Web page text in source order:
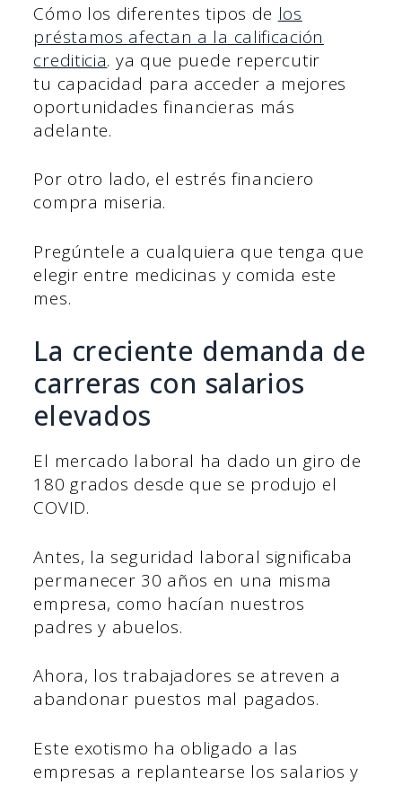
Cómo los diferentes tipos de los
préstamos afectan a la calificación
crediticia. ya que puede repercutir
tu capacidad para acceder a mejores
oportunidades financieras más
adelante.
Por otro lado, el estrés financiero
compra miseria.
Pregúntele a cualquiera que tenga que
elegir entre medicinas y comida este
mes.
La creciente demanda de
carreras con salarios
elevados
El mercado laboral ha dado un giro de
180 grados desde que se produjo el
COVID.
Antes, la seguridad laboral significaba
permanecer 30 años en una misma
empresa, como hacían nuestros
padres y abuelos.
Ahora, los trabajadores se atreven a
abandonar puestos mal pagados.
Este exotismo ha obligado a las
empresas a replantearse los salarios y